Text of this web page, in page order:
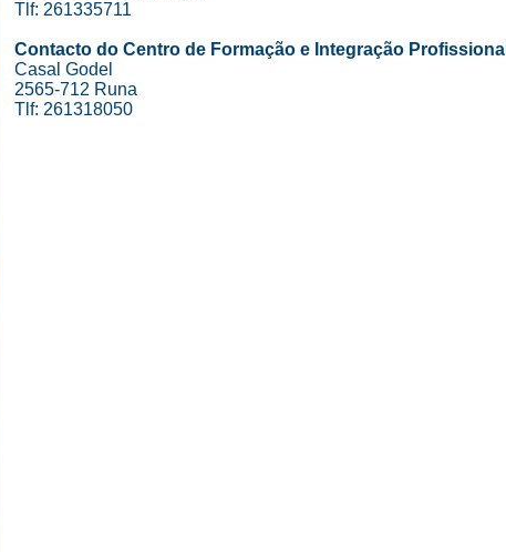
Tlf: 261335711
Contacto do Centro de Formação e Integração Profissional
Casal Godel
2565-712 Runa
Tlf: 261318050